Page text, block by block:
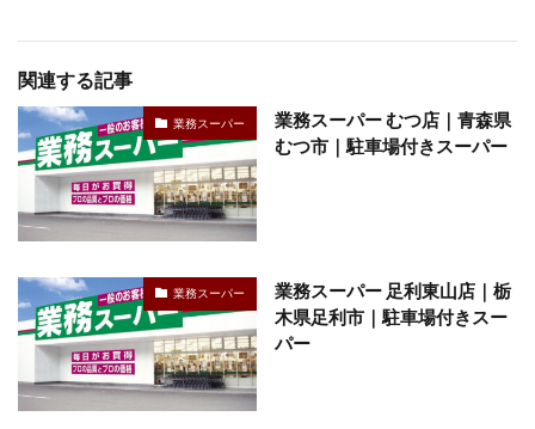
関連する記事
業務スーパー
業務スーパー むつ店｜青森県
むつ市｜駐車場付きスーパー
業務スーパー
業務スーパー 足利東山店｜栃
木県足利市｜駐車場付きスー
パー